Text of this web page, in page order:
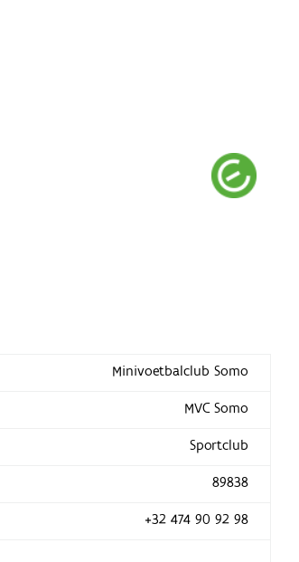
Minivoetbalclub Somo
MVC Somo
Sportclub
89838
+32 474 90 92 98